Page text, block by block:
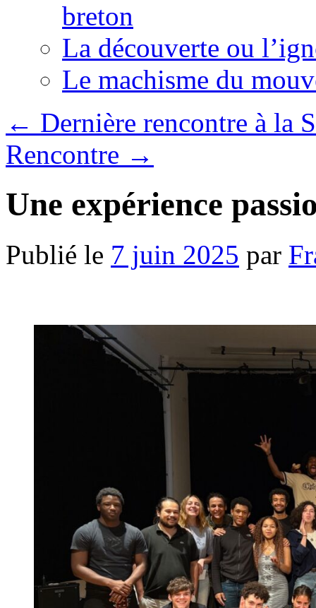
breton
La découverte ou
Le machisme du
← Dernière rencontre à la
Rencontre →
Une expérience
Publié le 7 juin 2025 par